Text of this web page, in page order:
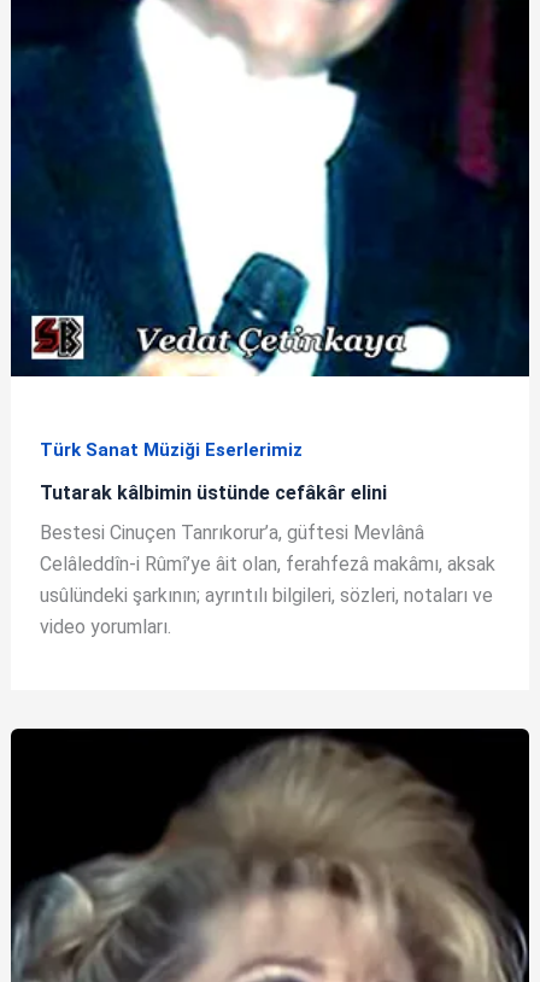
Türk Sanat Müziği Eserlerimiz
Tutarak kâlbimin üstünde cefâkâr elini
Bestesi Cinuçen Tanrıkorur’a, güftesi Mevlânâ
Celâleddîn-i Rûmî’ye âit olan, ferahfezâ makâmı, aksak
usûlündeki şarkının; ayrıntılı bilgileri, sözleri, notaları ve
video yorumları.